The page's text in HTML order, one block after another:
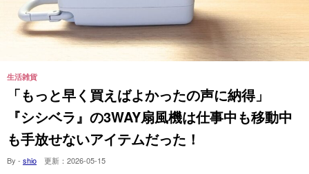
生活雑貨
「もっと早く買えばよかったの声に納得」
『シシベラ』の3WAY扇風機は仕事中も移動中
も手放せないアイテムだった！
By - shio 更新： 2026-05-15